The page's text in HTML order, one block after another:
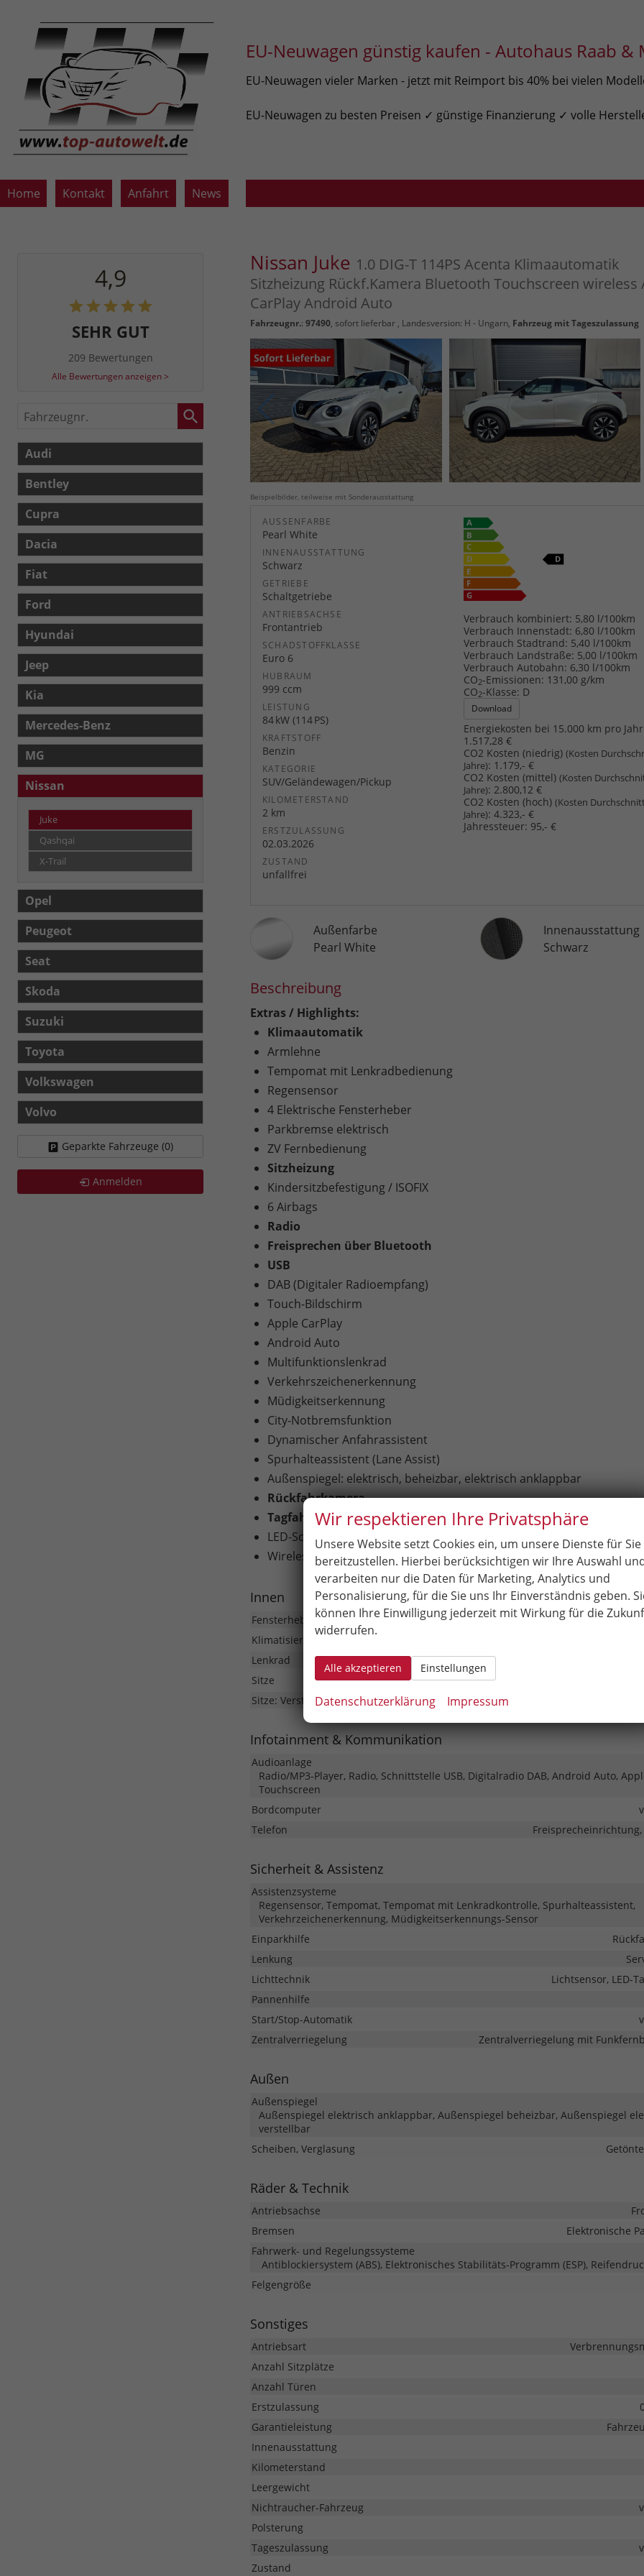
EU-Neuwagen günstig kaufen - Autohaus Raab &
EU-Neuwagen vieler Marken - jetzt mit Reimport bis 40% bei vielen
EU-Neuwagen zu besten Preisen ✓ günstige Finanzierung ✓ volle
Home Kontakt Anfahrt News
Nissan Juke 1.0 DIG-T 114PS Acenta Klimaautomatik
Sitzheizung Rückf.Kamera Bluetooth Touchscreen wireless
CarPlay Android Auto
Fahrzeugnr.: 97490, sofort lieferbar, Landesversion: H - Ungarn, Fahrzeug mit Tageszulassung
Beispielbilder, teilweise mit Sonderausstattung
AUSSENFARBE
Pearl White
INNENAUSSTATTUNG
Schwarz
GETRIEBE
Schaltgetriebe
ANTRIEBSACHSE
Frontantrieb
SCHADSTOFFKLASSE
Euro 6
HUBRAUM
999 ccm
LEISTUNG
84 kW (114 PS)
KRAFTSTOFF
Benzin
KATEGORIE
SUV/Geländewagen/Pickup
KILOMETERSTAND
2 km
ERSTZULASSUNG
02.03.2026
ZUSTAND
unfallfrei
Verbrauch kombiniert: 5,80 l/100km
Verbrauch Innenstadt: 6,80 l/100km
Verbrauch Stadtrand: 5,40 l/100km
Verbrauch Landstraße: 5,00 l/100km
Verbrauch Autobahn: 6,30 l/100km
CO2-Emissionen: 131,00 g/km
CO2-Klasse: D
Download
Energiekosten bei 15.000 km pro
1.517,28 €
CO2 Kosten (niedrig)(Kosten
Jahre): 1.179,- €
CO2 Kosten (mittel)(Kosten
Jahre): 2.800,12 €
CO2 Kosten (hoch)(Kosten
Jahre): 4.323,- €
Jahressteuer: 95,- €
Außenfarbe
Pearl White
InnenausstattungInnenausstattung
Schwarz
Beschreibung
Extras / Highlights:
Klimaautomatik
Armlehne
Tempomat mit Lenkradbedienung
Regensensor
4 Elektrische Fensterheber
Parkbremse elektrisch
ZV Fernbedienung
Sitzheizung
Kindersitzbefestigung / ISOFIX
6 Airbags
Radio
Freisprechen über Bluetooth
USB
DAB (Digitaler Radioempfang)
Touch-Bildschirm
Apple CarPlay
Android Auto
Multifunktionslenkrad
Verkehrszeichenerkennung
Müdigkeitserkennung
City-Notbremsfunktion
Dynamischer Anfahrassistent
Spurhalteassistent (Lane Assist)
Außenspiegel: elektrisch, beheizbar, elektrisch anklappbar
Rückfahrkamera
Tagfahrlicht mit LED
LED-Scheinwerfer
Wireless Apple CarPlay + Android Auto
Innen
Fensterheber
Klimatisierung
Lenkrad
Sitze
Isofix (Kindersitzbefestigung),
Sitze: Verstellbarkeit
Infotainment & Kommunikation
Audioanlage
Radio/MP3-Player, Radio, Schnittstelle USB, Digitalradio DAB, Android Auto,
Touchscreen
Bordcomputer
Telefon
Sicherheit & Assistenz
Assistenzsysteme
Regensensor, Tempomat, Tempomat mit Lenkradkontrolle, Spurhalteassistent,
Verkehrzeichenerkennung, Müdigkeitserkennungs-Sensor
Einparkhilfe
Lenkung
Lichttechnik
Lichtsensor, LED-
Pannenhilfe
Start/Stop-Automatik
Zentralverriegelung
Zentralverriegelung mit
Außen
Außenspiegel
Außenspiegel elektrisch anklappbar, Außenspiegel beheizbar, Außenspiegel
verstellbar
Scheiben, Verglasung
Räder & Technik
Antriebsachse
Bremsen
Elektronische
Fahrwerk- und Regelungssysteme
Antiblockiersystem (ABS), Elektronisches Stabilitäts-Programm (ESP),
Felgengröße
Sonstiges
Antriebsart
Anzahl Sitzplätze
Anzahl Türen
Erstzulassung
Garantieleistung
Innenausstattung
Kilometerstand
Leergewicht
Nichtraucher-Fahrzeug
Polsterung
Tageszulassung
Zustand
4,9
SEHR GUT
209 Bewertungen
Alle Bewertungen anzeigen >
Fahrzeugnr.
Audi
Bentley
Cupra
Dacia
Fiat
Ford
Hyundai
Jeep
Kia
Mercedes-Benz
MG
Nissan
Juke
Qashqai
X-Trail
Opel
Peugeot
Seat
Skoda
Suzuki
Toyota
Volkswagen
Volvo
Geparkte Fahrzeuge (0)
Anmelden
Wir respektieren Ihre Privatsphäre
Unsere Website setzt Cookies ein, um unsere Dienste für Sie
bereitzustellen. Hierbei berücksichtigen wir Ihre Auswahl
verarbeiten nur die Daten für Marketing, Analytics und
Personalisierung, für die Sie uns Ihr Einverständnis geben.
können Ihre Einwilligung jederzeit mit Wirkung für die
widerrufen.
Alle akzeptieren Einstellungen
Datenschutzerklärung Impressum